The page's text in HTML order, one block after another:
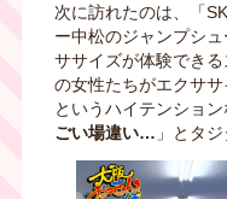
次に訪れたのは、「
ー中松のジャンプシ
ササイズが体験でき
の女性たちがエクササ
というハイテンショ
ごい場違い… 」とタジ